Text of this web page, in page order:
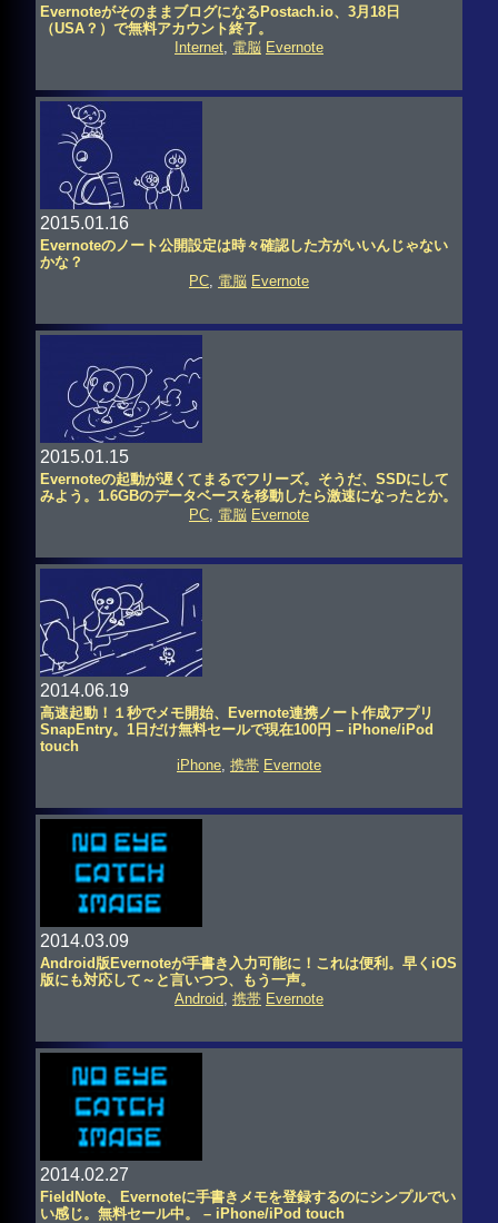
EvernoteがそのままブログになるPostach.io、3月18日
（USA？）で無料アカウント終了。
Internet, 電脳 Evernote
2015.01.16
Evernoteのノート公開設定は時々確認した方がいいんじゃない
かな？
PC, 電脳 Evernote
2015.01.15
Evernoteの起動が遅くてまるでフリーズ。そうだ、SSDにして
みよう。1.6GBのデータベースを移動したら激速になったとか。
PC, 電脳 Evernote
2014.06.19
高速起動！１秒でメモ開始、Evernote連携ノート作成アプリ
SnapEntry。1日だけ無料セールで現在100円 – iPhone/iPod
touch
iPhone, 携帯 Evernote
2014.03.09
Android版Evernoteが手書き入力可能に！これは便利。早くiOS
版にも対応して～と言いつつ、もう一声。
Android, 携帯 Evernote
2014.02.27
FieldNote、Evernoteに手書きメモを登録するのにシンプルでい
い感じ。無料セール中。 – iPhone/iPod touch